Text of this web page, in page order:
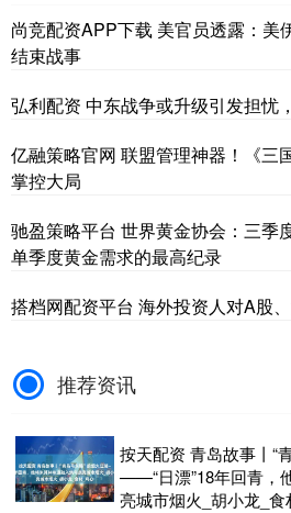
尚竞配资APP下载 美官员透露：美
结束战事
弘利配资 中东战争或升级引发担忧
亿融策略官网 联盟管理神器！《三
掌控大局
驰盈策略平台 世界黄金协会：三季
单季度黄金需求的最高纪录
搭档网配资平台 海外投资人对A股
推荐资讯
按天配资 青岛故事丨“
——“日漂”18年回青，
亮城市烟火_胡小龙_食